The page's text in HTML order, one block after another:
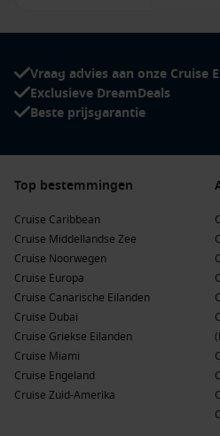
Vraag advies aan onze Cruise
Exclusieve DreamDeals
Beste prijsgarantie
Top bestemmingen
Cruise Caribbean
Cruise Middellandse Zee
Cruise Noorwegen
Cruise Europa
Cruise Canarische Eilanden
Cruise Dubai
Cruise Griekse Eilanden
Cruise Miami
Cruise Engeland
Cruise Zuid-Amerika